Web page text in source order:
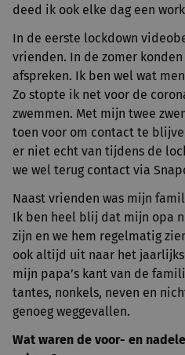
deed ik ook elke dag een
In de eerste lockdown
vrienden. In de zomer
afspreken. Ik ben wel wat
Zo stopte ik net voor de
zwemmen. Met mijn twee
toen voor om contact te
er niet echt van tijdens de
we wel terug contact via
Naast vrienden was mijn
Ik ben heel blij dat mijn opa
zijn en we hem regelmatig
ook altijd uit naar het
mijn papa’s kant van de
tantes, nonkels, neven en
genoeg weggevallen.
Wat waren de voor- en